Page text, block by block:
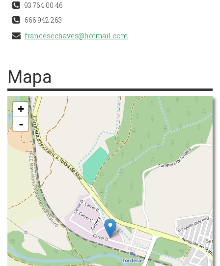
93 764 00 46
666 942 263
francescchaves@hotmail.com
Mapa
+
-